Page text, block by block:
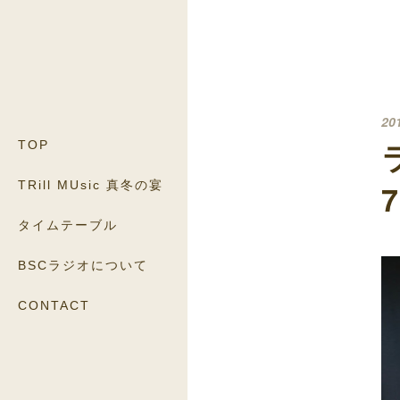
TOP
TRill MUsic 真冬の宴
タイムテーブル
BSCラジオについて
CONTACT